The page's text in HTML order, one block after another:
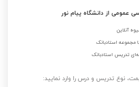
عمومی از دانشگاه پیام نور
آنلاین
مجموعه استادبانک
تدریس استادبانک
نوع تدریس و درس را وارد نمایید: